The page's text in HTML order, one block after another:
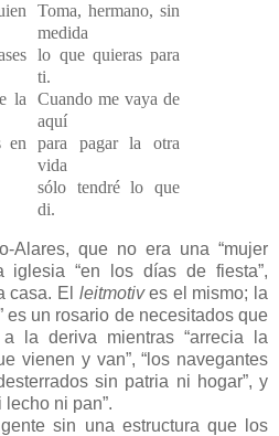
la
en
Toma, hermano, sin
medida
lo que quieras para
ti.
Cuando me vaya de
aquí
para pagar la otra
vida
sólo tendré lo que
di.
que no era una “mujer
“en los días de fiesta”,
casa. El leitmotives el mismo; la
es un rosario de necesitados que
la deriva mientras “arrecia la
vienen y van”, “los navegantes
sin patria ni hogar”, y
ni pan”.
sin una estructura que los